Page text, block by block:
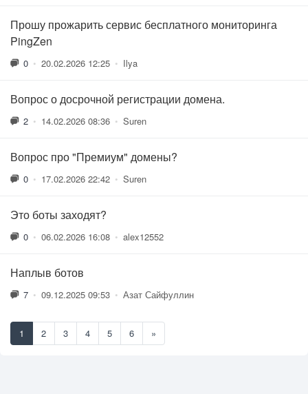
Прошу прожарить сервис бесплатного мониторинга
PingZen
0 • 20.02.2026 12:25 • Ilya
Вопрос о досрочной регистрации домена.
2 • 14.02.2026 08:36 • Suren
Вопрос про "Премиум" домены?
0 • 17.02.2026 22:42 • Suren
Это боты заходят?
0 • 06.02.2026 16:08 • alex12552
Наплыв ботов
7 • 09.12.2025 09:53 • Азат Сайфуллин
1 2 3 4 5 6 »